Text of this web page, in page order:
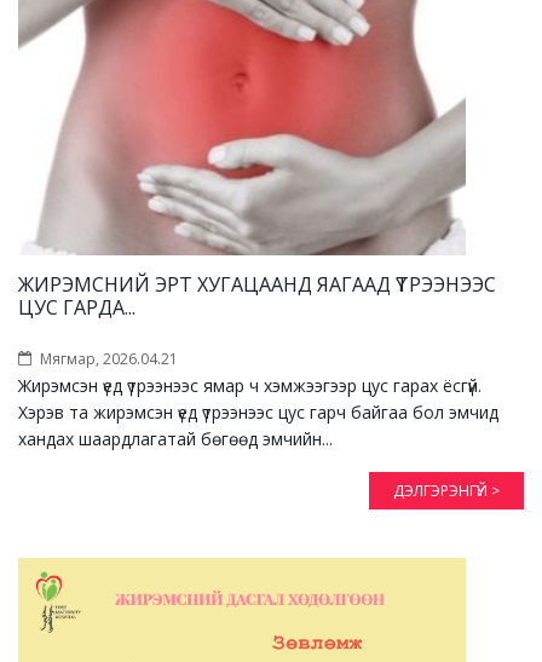
ЖИРЭМСНИЙ ЭРТ ХУГАЦААНД ЯАГААД ҮТРЭЭНЭЭС
ЦУС ГАРДА...
Мягмар, 2026.04.21
Жирэмсэн үед үтрээнээс ямар ч хэмжээгээр цус гарах ёсгүй.
Хэрэв та жирэмсэн үед үтрээнээс цус гарч байгаа бол эмчид
хандах шаардлагатай бөгөөд эмчийн...
ДЭЛГЭРЭНГҮЙ >